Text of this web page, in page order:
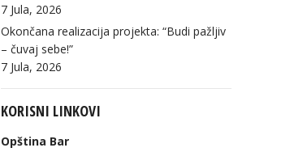
7 Jula, 2026
Okončana realizacija projekta: “Budi pažljiv
– čuvaj sebe!”
7 Jula, 2026
KORISNI LINKOVI
Opština Bar